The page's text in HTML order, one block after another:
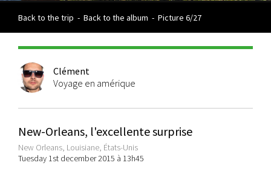
Back to the trip - Back to the album - Picture 6/27
Clément
Voyage en amérique
New-Orleans, l'excellente surprise
New Orleans, Louisiane, États-Unis
Tuesday 1st december 2015 à 13h45